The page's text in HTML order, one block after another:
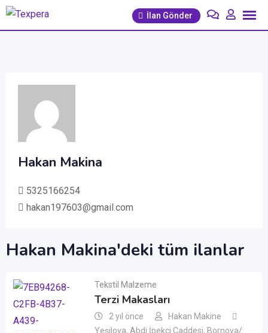
İçeriğe
İlan Gönder
Hakan Makina
5325166254
hakan197603@gmail.com
Hakan Makina'deki tüm ilanlar
Tekstil Malzeme
Terzi Makasları
2 yıl önce
Hakan Makine
Yeşilova, Abdi İpekçi Caddesi, Bornova/